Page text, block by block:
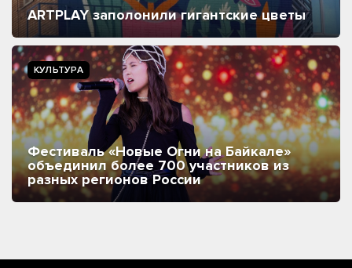
ARTPLAY заполонили гигантские цветы
КУЛЬТУРА
Фестиваль «Новые Огни на Байкале»
объединил более 700 участников из
разных регионов России